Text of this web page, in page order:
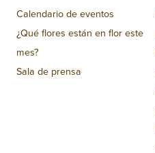
Calendario de eventos
¿Qué flores están en flor este
mes?
Sala de prensa